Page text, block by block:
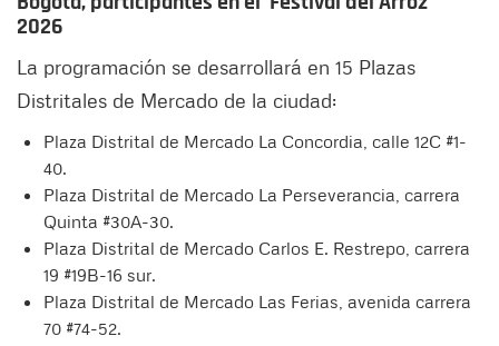
2026
La programación se desarrollará en 15 Plazas
Distritales de Mercado de la ciudad:
Plaza Distrital de Mercado La Concordia, calle 12C #1-
40.
Plaza Distrital de Mercado La Perseverancia, carrera
Quinta #30A-30.
Plaza Distrital de Mercado Carlos E. Restrepo, carrera
19 #19B-16 sur.
Plaza Distrital de Mercado Las Ferias, avenida carrera
70 #74-52.